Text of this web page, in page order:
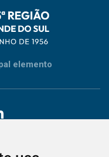
elemento